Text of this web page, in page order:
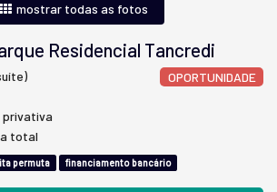
mostrar todas as fotos
Residencial Tancredi
OPORTUNIDADE
privativa
total
permuta financiamento bancário